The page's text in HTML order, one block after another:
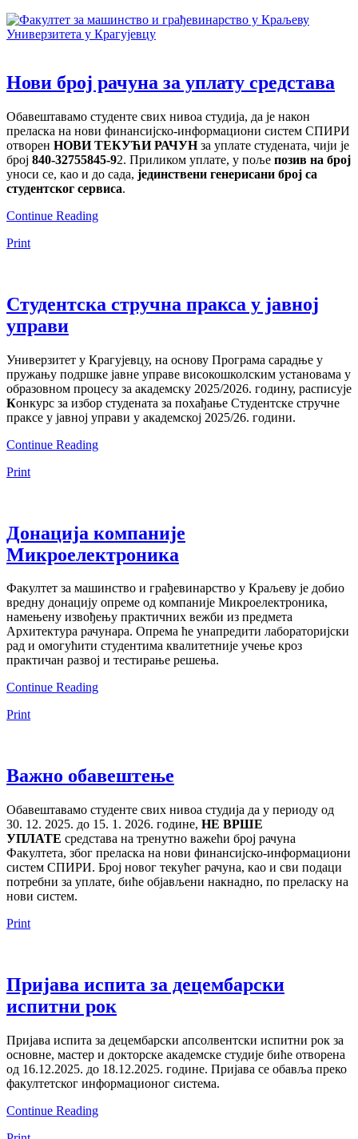
Нови број рачуна за уплату средстава
Обавештавамо студенте свих нивоа студија, да је након
преласка на нови финансијско-информациони систем СПИРИ
отворен НОВИ ТЕКУЋИ РАЧУНза уплате студената, чији је
број 840-32755845-92. Приликом уплате, у поље позив на број
уноси се, као и до сада, јединствени генерисани број са
студентског сервиса.
Continue Reading
Print
Студентска стручна пракса у јавној
управи
Универзитет у Крагујевцу, на основу Програма сарадње у
пружању подршке јавне управе високошколским установама у
образовном процесу за академску 2025/2026. годину, расписује
Конкурс за избор студената за похађање Студентске стручне
праксе у јавној управи у академској 2025/26. години.
Continue Reading
Print
Донација компаније
Микроелектроника
Факултет за машинство и грађевинарство у Краљеву је добио
вредну донацију опреме од компаније Микроелектроника,
намењену извођењу практичних вежби из предмета
Архитектура рачунара. Опрема ће унапредити лабораторијски
рад и омогућити студентима квалитетније учење кроз
практичан развој и тестирање решења.
Continue Reading
Print
Важно обавештење
Обавештавамо студенте свих нивоа студија да у периоду од
30. 12. 2025. до 15. 1. 2026. године, НЕ ВРШЕ
УПЛАТЕ средстава на тренутно важећи број рачуна
Факултета, због преласка на нови финансијско-информациони
систем СПИРИ. Број новог текућег рачуна, као и сви подаци
потребни за уплате, биће објављени накнадно, по преласку на
нови систем.
Print
Пријава испита за децембарски
испитни рок
Пријава испита за децембарски апсолвентски испитни рок за
основне, мастер и докторске академске студије биће отворена
од 16.12.2025. до 18.12.2025. године. Пријава се обавља преко
факултетског информационог система.
Continue Reading